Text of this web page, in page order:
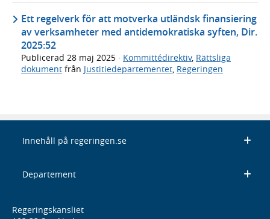
Ett regelverk för att motverka utländsk finansiering
av verksamheter med antidemokratiska syften, Dir.
2025:52
Publicerad 28 maj 2025 · Kommittédirektiv, Rättsliga
dokument från Justitiedepartementet, Regeringen
Innehåll på regeringen.se
Departement
Regeringskansliet